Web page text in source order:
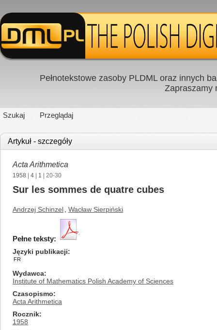
Pełnotekstowe zasoby PLDML oraz innych
Zapraszamy
Szukaj Przeglądaj
Artykuł - szczegóły
Acta Arithmetica
1958 4 1 | 20-30
Sur les sommes de quatre cubes
Andrzej Schinzel Wacław Sierpiński
Pełne teksty:
Języki publikacji
FR
Wydawca
Institute of Mathematics Polish Academy of Sciences
Czasopismo
Acta Arithmetica
Rocznik
1958